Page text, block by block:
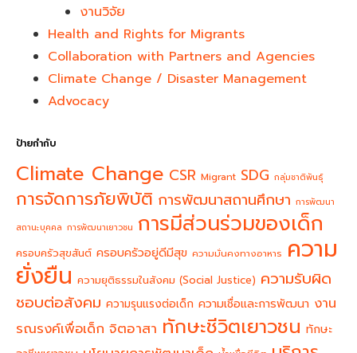
งานวิจัย
Health and Rights for Migrants
Collaboration with Partners and Agencies
Climate Change / Disaster Management
Advocacy
ป้ายกำกับ
Climate Change CSR Migrant SDG กลุ่มชาติพันธุ์
การจัดการภัยพิบัติ การพัฒนาสถานศึกษา การพัฒนา
สถานะบุคคล การพัฒนาเยาวชน การมีส่วนร่วมของเด็ก
ครอบครัวสุขสันต์ ครอบครัวอยู่ดีมีสุข ความมั่นคงทางอาหาร ความ
ยั่งยืน ความยุติธรรมในสังคม (Social Justice) ความรับผิด
ชอบต่อสังคม ความรุนแรงต่อเด็ก ความเชื่อและการพัฒนา งาน
รณรงค์เพื่อเด็ก จิตอาสา ทักษะชีวิตเยาวชน ทักษะ